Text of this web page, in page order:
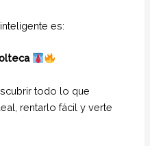
es:
todo lo que
rentarlo fácil y verte